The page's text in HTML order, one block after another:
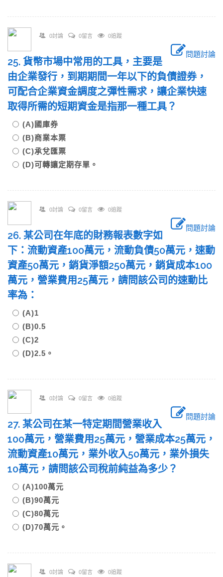
0討論 0留言 0追蹤
問題討論
25. 貨幣市場中常用的工具，主要是
由企業發行，到期期間一年以下的負債證券，
可配合企業資金調度之彈性需求，讓企業快速
取得所需的短期資金是指那一種工具？
(A)國庫券
(B)商業本票
(C)承兌匯票
(D)可轉讓定期存單。
0討論 0留言 0追蹤
問題討論
26. 某公司在年底的財務報表數字如
下：流動資產100萬元，流動負債50萬元，速動
資產50萬元，銷貨淨額250萬元，銷貨成本100
萬元，營業費用25萬元，請問該公司的速動比
率為：
(A)1
(B)0.5
(C)2
(D)2.5。
0討論 0留言 0追蹤
問題討論
27. 某公司在某一特定期間營業收入
100萬元，營業費用25萬元，營業成本25萬元，
流動資產10萬元，業外收入50萬元，業外損失
10萬元，請問該公司稅前純益為多少？
(A)100萬元
(B)90萬元
(C)80萬元
(D)70萬元。
0討論 0留言 0追蹤